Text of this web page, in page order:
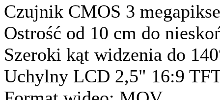
Czujnik CMOS 3
Ostrość od 10 cm do
Szeroki kąt widzenia do
Uchylny LCD 2,5" 16:9